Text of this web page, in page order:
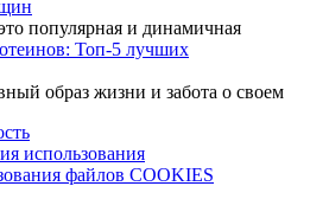
популярная и динамичная
Топ-5 лучших
образ жизни и забота о своем
использования
файлов COOKIES